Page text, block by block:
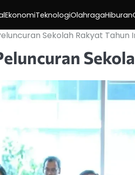
EkonomiTeknologiOlahragaHiburan
Sekolah Rakyat Tahun